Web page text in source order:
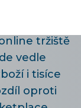
tržiště
vedle
i tisíce
oproti